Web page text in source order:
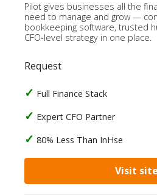
Pilot gives businesses all the
need to manage and grow —
bookkeeping software, trusted
CFO-level strategy in one place.
Request
Full Finance Stack
Expert CFO Partner
80% Less Than InHse
Visit site